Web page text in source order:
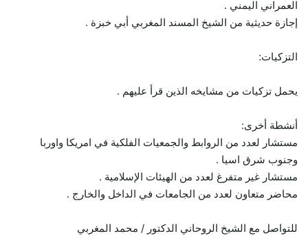
العمراني اليمني .
إجازة حديثية من الشيخ المسند المغربي أبي خبزة .
التزكيات:
يحمل تزكيات من مشايخه الذين قرأ عليهم .
أنشطة أخرى:
مستشار لعدد من الروابط والجمعيات الفلكية في امريكا واوربا
وجنوب شرق اسيا .
مستشار غير متفرغ لعدد من الهيئات الإسلامية .
محاضر متعاون لعدد من الجامعات في الداخل والخارج .
للتواصل مع الشيخ الروحاني الدكتور / محمد المغربي